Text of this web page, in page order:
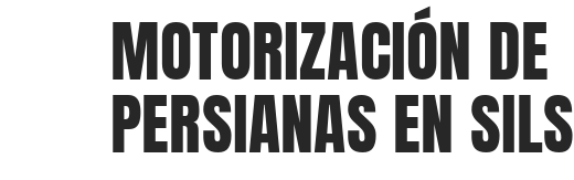
MOTORIZACIÓN DE
PERSIANAS EN SILS